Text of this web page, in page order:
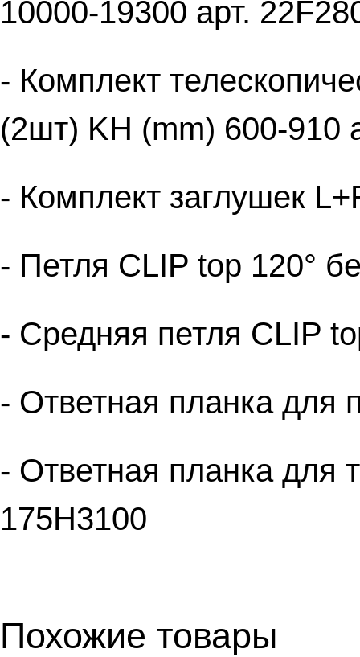
10000-19300 арт.
- Комплект
(2шт) KH (mm) 600-910
- Комплект заглушек
- Петля CLIP top 120°
- Средняя петля CLIP
- Ответная планка для
- Ответная планка для
175H3100
Похожие товары